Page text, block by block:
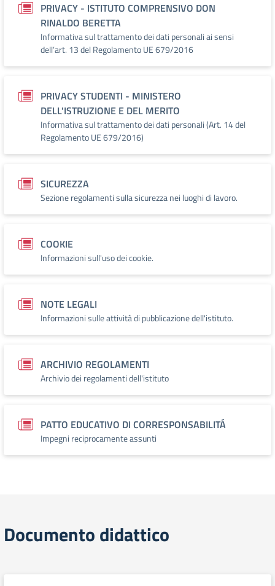
PRIVACY - ISTITUTO COMPRENSIVO DON
RINALDO BERETTA
Informativa sul trattamento dei dati personali ai sensi
dell’art. 13 del Regolamento UE 679/2016
PRIVACY STUDENTI - MINISTERO
DELL'ISTRUZIONE E DEL MERITO
Informativa sul trattamento dei dati personali (Art. 14 del
Regolamento UE 679/2016)
SICUREZZA
Sezione regolamenti sulla sicurezza nei luoghi di lavoro.
COOKIE
Informazioni sull'uso dei cookie.
NOTE LEGALI
Informazioni sulle attività di pubblicazione dell'istituto.
ARCHIVIO REGOLAMENTI
Archivio dei regolamenti dell'istituto
PATTO EDUCATIVO DI CORRESPONSABILITÁ
Impegni reciprocamente assunti
Documento didattico